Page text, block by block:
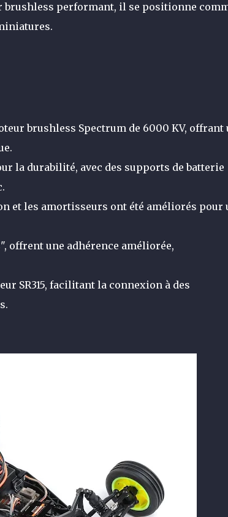
brushless performant, il se positionne
brushless Spectrum de 6000 KV, offrant
la durabilité, avec des supports de batterie
et les amortisseurs ont été améliorés pour
offrent une adhérence améliorée,
SR315, facilitant la connexion à des